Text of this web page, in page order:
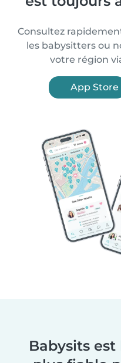
Consultez
les babysitters ou
votre région
App Store
Babysits